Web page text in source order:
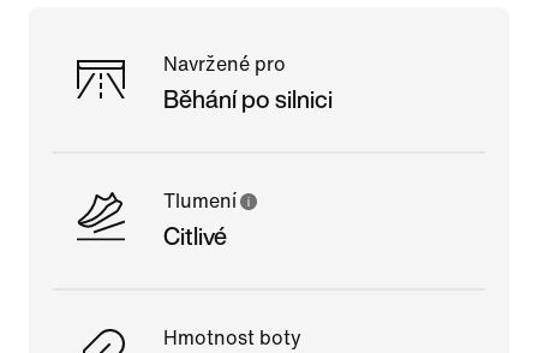
Navržené pro
Běhání po silnici
Tlumení
Citlivé
Hmotnost boty